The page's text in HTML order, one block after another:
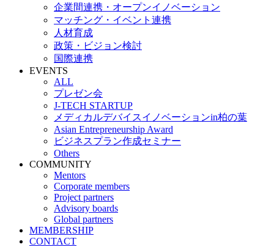
企業間連携・オープンイノベーション
マッチング・イベント連携
人材育成
政策・ビジョン検討
国際連携
EVENTS
ALL
プレゼン会
J-TECH STARTUP
メディカルデバイスイノベーションin柏の葉
Asian Entrepreneurship Award
ビジネスプラン作成セミナー
Others
COMMUNITY
Mentors
Corporate members
Project partners
Advisory boards
Global partners
MEMBERSHIP
CONTACT